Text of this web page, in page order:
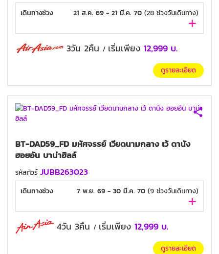
เดินทางช่วง 21 ส.ค. 69 - 21 มี.ค. 70 (28 ช่วงวันเดินทาง)
3วัน 2คืน / เริ่มเพียง 12,999 บ.
ดูรายละเอียด
BT-DAD59_FD มหัศจรรย์ เวียดนามกลาง เว้ ดานัง
ฮอยอัน บาน่าฮิลล์
รหัสทัวร์ JUBB263023
เดินทางช่วง 7 พ.ย. 69 - 30 มี.ค. 70 (9 ช่วงวันเดินทาง)
4วัน 3คืน / เริ่มเพียง 12,999 บ.
ดูรายละเอียด